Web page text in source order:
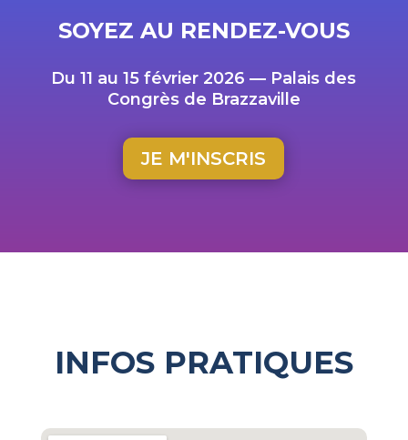
SOYEZ AU RENDEZ-VOUS
Du 11 au 15 février 2026 — Palais des
Congrès de Brazzaville
JE M'INSCRIS
INFOS PRATIQUES